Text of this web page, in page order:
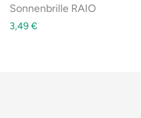
Sonnenbrille RAIO
3,49 €